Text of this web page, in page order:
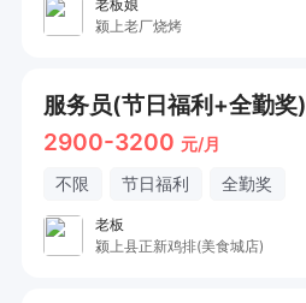
老板娘
颍上老厂烧烤
服务员(节日福利+全勤奖)
2900-3200 元/月
不限 节日福利 全勤奖
老板
颍上县正新鸡排(美食城店)